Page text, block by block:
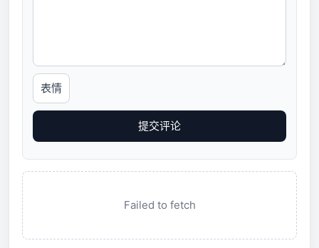
表情
提交评论
Failed to fetch